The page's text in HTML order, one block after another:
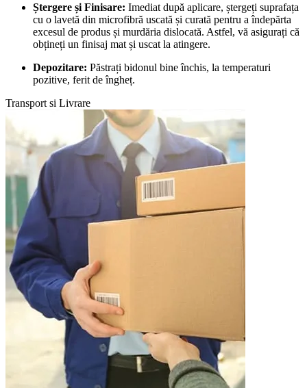
Ștergere și Finisare: Imediat după aplicare, ștergeți suprafața
cu o lavetă din microfibră uscată și curată pentru a îndepărta
excesul de produs și murdăria dislocată. Astfel, vă asigurați că
obțineți un finisaj mat și uscat la atingere.
Depozitare: Păstrați bidonul bine închis, la temperaturi
pozitive, ferit de îngheț.
Transport si Livrare